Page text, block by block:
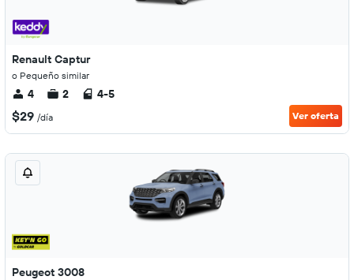
Renault Captur
o Pequeño similar
4 2 4-5
$29 /día Ver oferta
Peugeot 3008